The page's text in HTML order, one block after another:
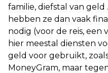
familie, diefstal van
hebben ze dan vaak
nodig (voor de reis, een
hier meestal diensten
geld voor gebruikt,
MoneyGram, maar